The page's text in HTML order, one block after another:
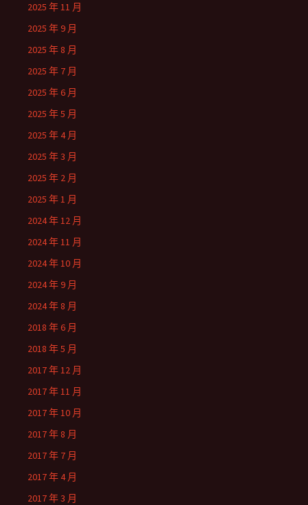
2025 年 11 月
2025 年 9 月
2025 年 8 月
2025 年 7 月
2025 年 6 月
2025 年 5 月
2025 年 4 月
2025 年 3 月
2025 年 2 月
2025 年 1 月
2024 年 12 月
2024 年 11 月
2024 年 10 月
2024 年 9 月
2024 年 8 月
2018 年 6 月
2018 年 5 月
2017 年 12 月
2017 年 11 月
2017 年 10 月
2017 年 8 月
2017 年 7 月
2017 年 4 月
2017 年 3 月